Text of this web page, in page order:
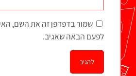
שמור בדפדפן זה את השם,
לפעם הבאה שאגיב.